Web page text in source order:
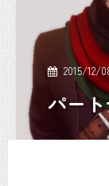
2015/12/
パー